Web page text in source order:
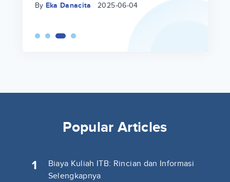
By Eka Danacita 2025-06-04
Popular Articles
1
Biaya Kuliah ITB: Rincian dan Informasi
Selengkapnya